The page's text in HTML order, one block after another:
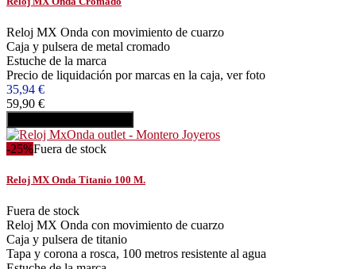
Reloj MX Onda con movimiento de cuarzo
Caja y pulsera de metal cromado
Estuche de la marca
Precio de liquidación por marcas en la caja, ver foto
35,94 €
59,90 €
-25%Fuera de stock
Reloj MX Onda Titanio 100 M.
Fuera de stock
Reloj MX Onda con movimiento de cuarzo
Caja y pulsera de titanio
Tapa y corona a rosca, 100 metros resistente al agua